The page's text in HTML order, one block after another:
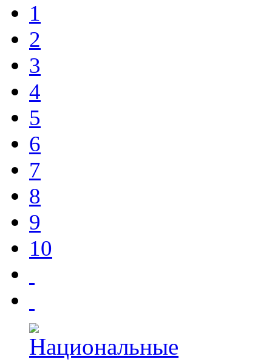
1
2
3
4
5
6
7
8
9
10